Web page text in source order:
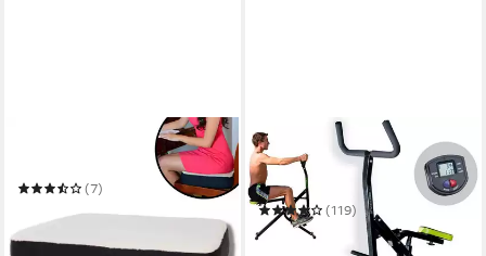
(7)
in 3-4 Werktagen bei dir
GYMFORM®
Heimtrainer Ab Booster
PLUS Ganzkörper -
Trainingsgerät
(119)
89,99 € 119,99 €